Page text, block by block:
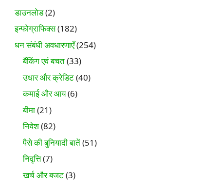
डाउनलोड(2)
इन्फोग्राफिक्स(182)
धन संबंधी अवधारणाएँ(254)
बैंकिंग एवं बचत(33)
उधार और क्रेडिट(40)
कमाई और आय(6)
बीमा(21)
निवेश(82)
पैसे की बुनियादी बातें(51)
निवृत्ति(7)
खर्च और बजट(3)